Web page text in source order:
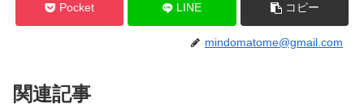
Pocket LINE コピー
mindomatome@gmail.com
関連記事